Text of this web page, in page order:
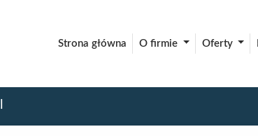
Strona główna O firmie Oferty